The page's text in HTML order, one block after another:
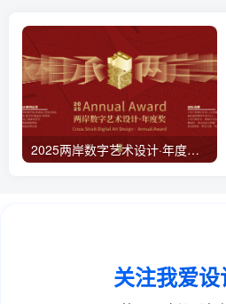
2025两岸数字艺术设计·年度奖与绘王合作推出「中国风，不止于水墨」专项赛以数字艺术重新定义当代“中国风”表达